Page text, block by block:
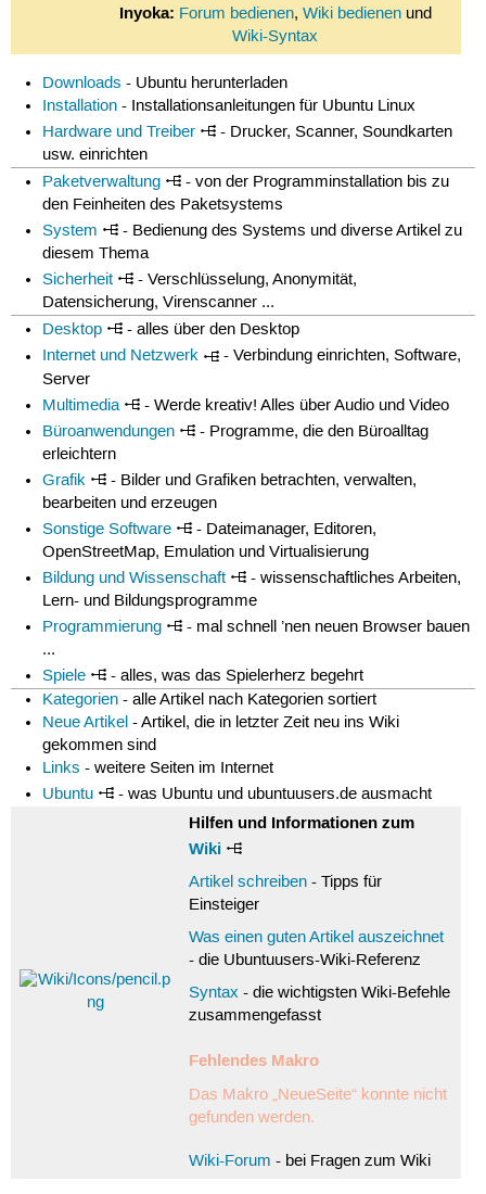
Inyoka: Forum bedienen, Wiki bedienenund
Wiki-Syntax
Downloads - Ubuntu herunterladen
Installation - Installationsanleitungen für Ubuntu Linux
Hardware und Treiber
- Drucker, Scanner, Soundkarten
usw. einrichten
Paketverwaltung
- von der Programminstallation bis zu
den Feinheiten des Paketsystems
System
- Bedienung des Systems und diverse Artikel zu
diesem Thema
Sicherheit
- Verschlüsselung, Anonymität,
Datensicherung, Virenscanner ...
Desktop
- alles über den Desktop
Internet und Netzwerk
- Verbindung einrichten, Software,
Server
Multimedia
- Werde kreativ! Alles über Audio und Video
Büroanwendungen
- Programme, die den Büroalltag
erleichtern
Grafik
- Bilder und Grafiken betrachten, verwalten,
bearbeiten und erzeugen
Sonstige Software
- Dateimanager, Editoren,
OpenStreetMap, Emulation und Virtualisierung
Bildung und Wissenschaft
- wissenschaftliches Arbeiten,
Lern- und Bildungsprogramme
Programmierung
- mal schnell ’nen neuen Browser bauen
...
Spiele
- alles, was das Spielerherz begehrt
Kategorien - alle Artikel nach Kategorien sortiert
Neue Artikel - Artikel, die in letzter Zeit neu ins Wiki
gekommen sind
Links - weitere Seiten im Internet
Ubuntu
- was Ubuntu und ubuntuusers.de ausmacht
Hilfen und Informationen zum
Wiki
Artikel schreiben - Tipps für
Einsteiger
Was einen guten Artikel auszeichnet
- die Ubuntuusers-Wiki-Referenz
Syntax - die wichtigsten Wiki-Befehle
zusammengefasst
Fehlendes Makro
Das Makro „NeueSeite“ konnte nicht
gefunden werden.
Wiki-Forum - bei Fragen zum Wiki